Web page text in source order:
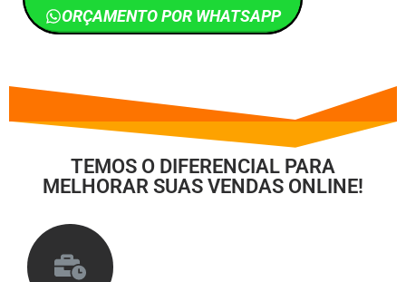
ORÇAMENTO POR WHATSAPP
TEMOS O DIFERENCIAL PARA
MELHORAR SUAS VENDAS ONLINE!